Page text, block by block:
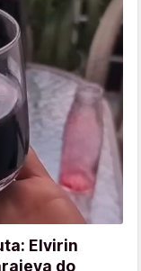
Elvirin
do